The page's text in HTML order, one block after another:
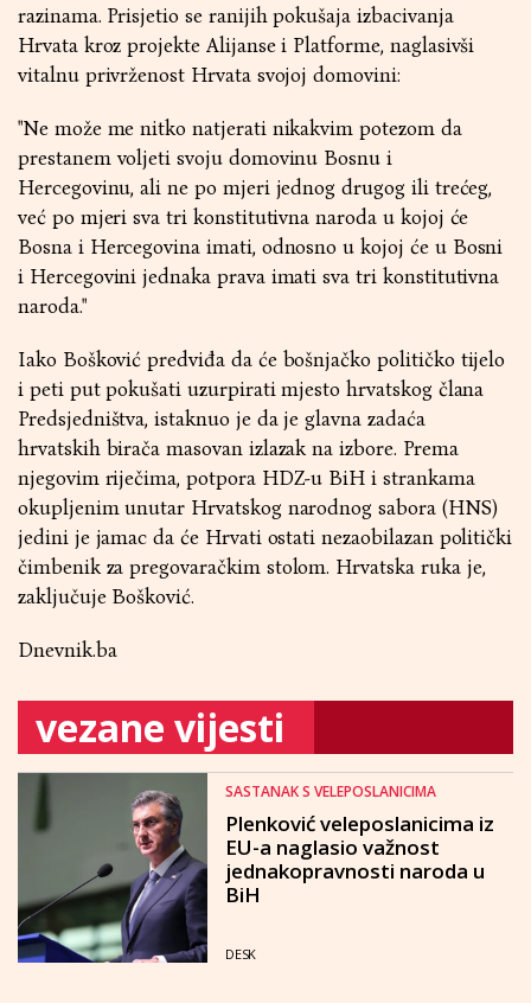
razinama. Prisjetio se ranijih pokušaja izbacivanja
Hrvata kroz projekte Alijanse i Platforme, naglasivši
vitalnu privrženost Hrvata svojoj domovini:
"Ne može me nitko natjerati nikakvim potezom da
prestanem voljeti svoju domovinu Bosnu i
Hercegovinu, ali ne po mjeri jednog drugog ili trećeg,
već po mjeri sva tri konstitutivna naroda u kojoj će
Bosna i Hercegovina imati, odnosno u kojoj će u Bosni
i Hercegovini jednaka prava imati sva tri konstitutivna
naroda."
Iako Bošković predviđa da će bošnjačko političko tijelo
i peti put pokušati uzurpirati mjesto hrvatskog člana
Predsjedništva, istaknuo je da je glavna zadaća
hrvatskih birača masovan izlazak na izbore. Prema
njegovim riječima, potpora HDZ-u BiH i strankama
okupljenim unutar Hrvatskog narodnog sabora (HNS)
jedini je jamac da će Hrvati ostati nezaobilazan politički
čimbenik za pregovaračkim stolom. Hrvatska ruka je,
zaključuje Bošković.
Dnevnik.ba
vezane vijesti
SASTANAK S VELEPOSLANICIMA
Plenković veleposlanicima iz
EU-a naglasio važnost
jednakopravnosti naroda u
BiH
DESK